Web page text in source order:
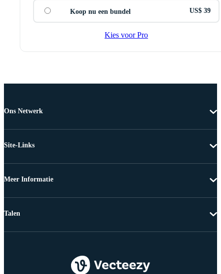
Koop nu een bundel US$ 39
Kies voor Pro
Ons Netwerk
Site-Links
Meer Informatie
Talen